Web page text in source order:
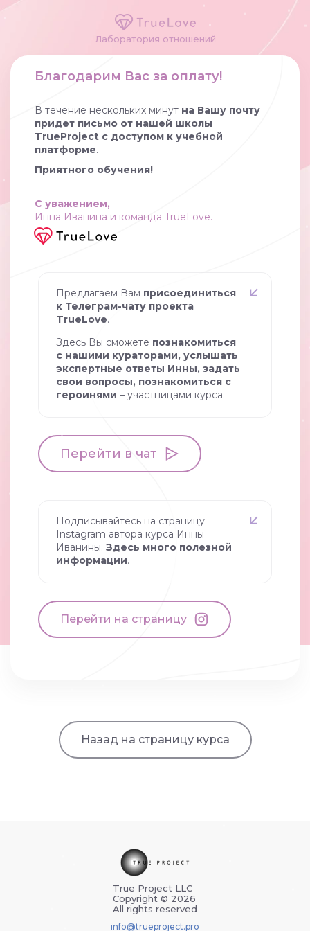
Лаборатория отношений
Благодарим Вас за оплату!
В течение нескольких минут на Вашу почту
придет письмо от нашей школы
TrueProject с доступом к учебной
платформе.
Приятного обучения!
С уважением,
Инна Иванина и команда TrueLove.
Предлагаем Вам присоединиться
к Телеграм-чату проекта
TrueLove.
Здесь Вы сможете познакомиться
с нашими кураторами, услышать
экспертные ответы Инны, задать
свои вопросы, познакомиться с
героинями – участницами курса.
Перейти в чат
Подписывайтесь на страницу
Instagram автора курса Инны
Иванины. Здесь много полезной
информации.
Перейти на страницу
Назад на страницу курса
True Project LLC
Copyright © 2026
All rights reserved
info@trueproject.pro